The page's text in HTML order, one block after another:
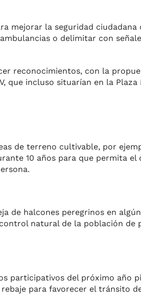
mejorar la seguridad
o delimitar con
reconocimientos, con la
que incluso situarían en la Plaza
de terreno cultivable, por
10 años para que permita
de halcones peregrinos en
natural de la población de
participativos del próximo año
para favorecer el tránsito